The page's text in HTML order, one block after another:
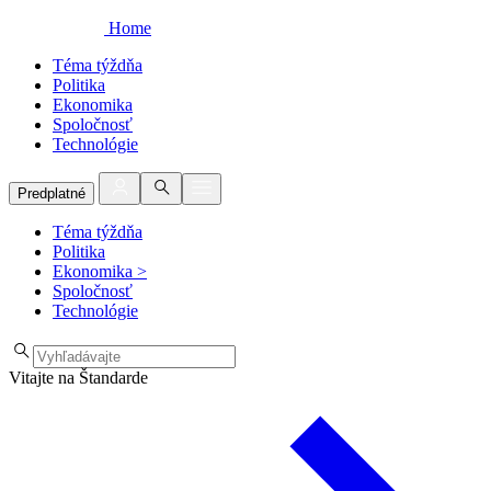
Home
Téma týždňa
Politika
Ekonomika
Spoločnosť
Technológie
Predplatné
Téma týždňa
Politika
Ekonomika >
Spoločnosť
Technológie
Vitajte na Štandarde